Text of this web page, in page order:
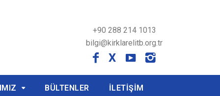
+90 288 214 1013
bilgi@kirklarelitb.org.tr
X
BÜLTENLER İLETİŞİM